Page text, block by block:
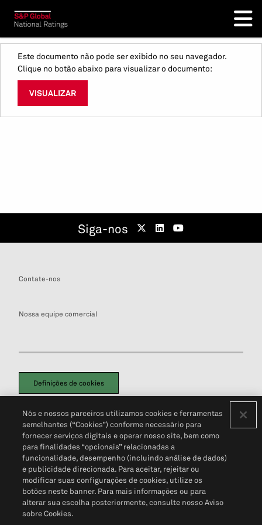
Este documento não pode ser exibido no seu navegador.
Clique no botão abaixo para visualizar o documento:
VISUALIZAR
Siga-nos
Contate-nos
Nossa equipe comercial
Definições de cookies
Política de PrivacidadePortal de privacidade do cliente (em inglês)
Não Venda Minhas Informações Pessoais© 2026 S&P Global
Nós e nossos parceiros utilizamos cookies e ferramentas
semelhantes (“Cookies”) conforme necessário para
fornecer serviços digitais e operar nosso site, bem como
para finalidades “opcionais” relacionadas a
funcionalidade, desempenho (incluindo análise de dados)
e publicidade direcionada. Para aceitar, rejeitar ou
modificar suas configurações de cookies, utilize os
botões neste banner. Para mais informações ou para
alterar sua escolha posteriormente, consulte nosso Aviso
sobre Cookies.